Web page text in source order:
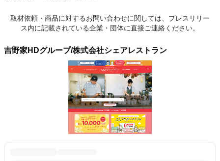
取材依頼・商品に対するお問い合わせに関しては、プレスリリー
ス内に記載されている企業・団体に直接ご連絡ください。
吉野家HDグループ/株式会社シェアレストラン